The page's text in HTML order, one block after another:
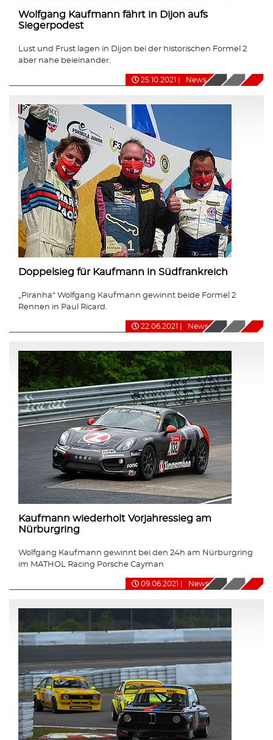
Wolfgang Kaufmann fährt in Dijon aufs
Siegerpodest
Lust und Frust lagen in Dijon bei der historischen Formel 2
aber nahe beieinander.
25.10.2021 News
Doppelsieg für Kaufmann in Südfrankreich
„Piranha“ Wolfgang Kaufmann gewinnt beide Formel 2
Rennen in Paul Ricard.
22.06.2021 News
Kaufmann wiederholt Vorjahressieg am
Nürburgring
Wolfgang Kaufmann gewinnt bei den 24h am Nürburgring
im MATHOL Racing Porsche Cayman
09.06.2021 News